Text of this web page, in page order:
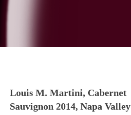
Louis M. Martini, Cabernet
Sauvignon 2014, Napa Valley